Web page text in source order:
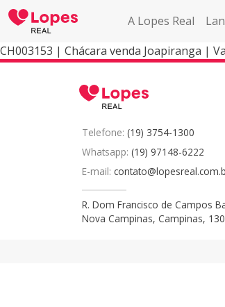
A Lopes Real
CH003153 | Chácara venda Joapiranga |
Telefone: (19) 3754-1300
Whatsapp: (19) 97148-6222
E-mail:
R. Dom Francisco de Campos
Nova Campinas, Campinas,